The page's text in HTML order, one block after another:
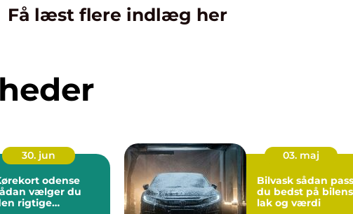
Få læst flere indlæg her
30. jun
odense
vælger du
rigtige
03. maj
Bilvask sådan passer
du bedst på bilens
lak og værdi